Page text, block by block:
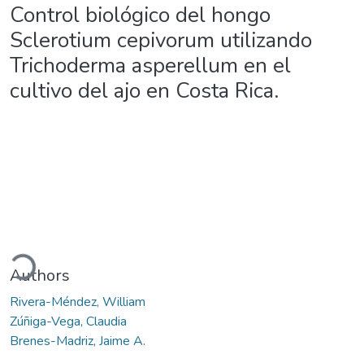
Control biológico del hongo
Sclerotium cepivorum utilizando
Trichoderma asperellum en el
cultivo del ajo en Costa Rica.
Authors
Rivera-Méndez, William
Zúñiga-Vega, Claudia
Brenes-Madriz, Jaime A.